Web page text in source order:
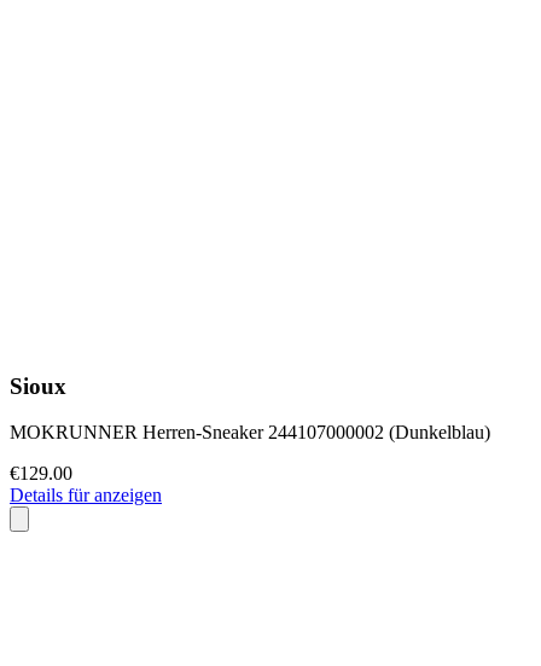
Sioux
MOKRUNNER Herren-Sneaker 244107000002 (Dunkelblau)
€129.00
Details für anzeigen